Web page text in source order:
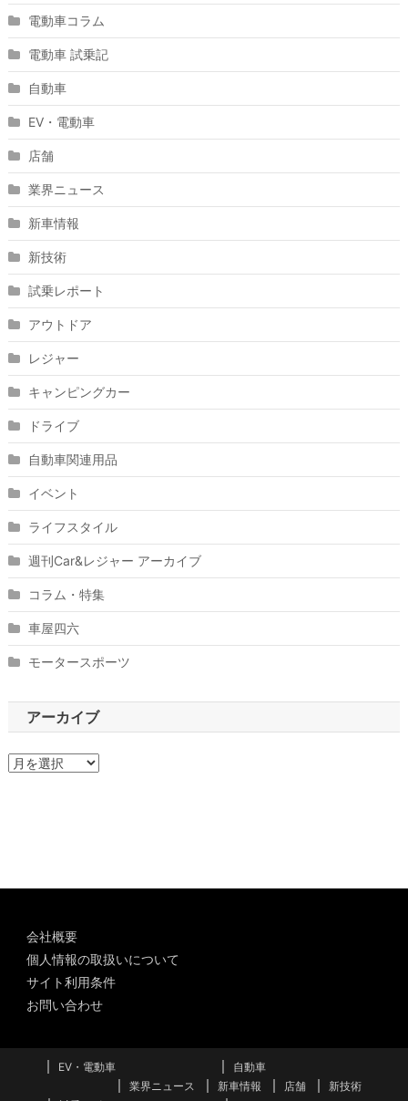
電動車コラム
電動車 試乗記
自動車
EV・電動車
店舗
業界ニュース
新車情報
新技術
試乗レポート
アウトドア
レジャー
キャンピングカー
ドライブ
自動車関連用品
イベント
ライフスタイル
週刊Car&レジャー アーカイブ
コラム・特集
車屋四六
モータースポーツ
アーカイブ
ア
会社概要
個人情報の取扱いについて
サイト利用条件
お問い合わせ
EV・電動車
自動車
業界ニュース
新車情報 店舗
新技術